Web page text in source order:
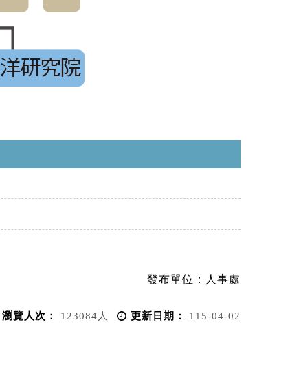
發布單位： 人事處
瀏覽人次： 123084人 更新日期： 115-04-02